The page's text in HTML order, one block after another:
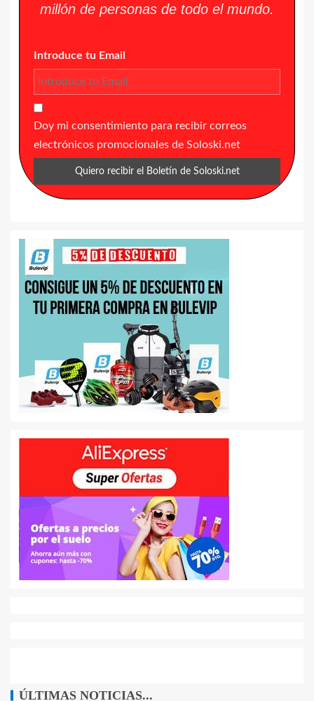
millón de personas de todo el mundo.
Introduce tu Email
Doy mi consentimiento para recibir correos
electrónicos promocionales de Soloski.net
ÚLTIMAS NOTICIAS...